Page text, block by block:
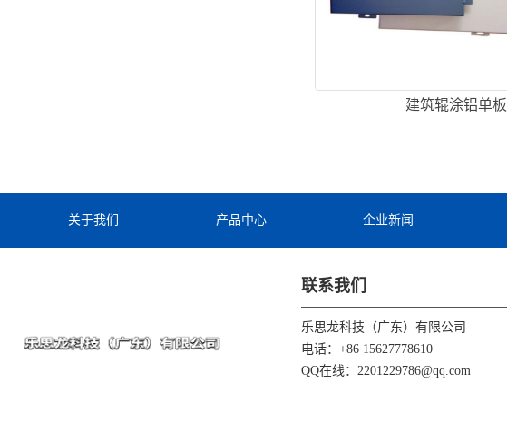
建筑辊涂铝单板
关于我们 产品中心 企业新闻
联系我们
乐思龙科技（广东）有限公司
电话：+86 15627778610
QQ在线：2201229786@qq.com